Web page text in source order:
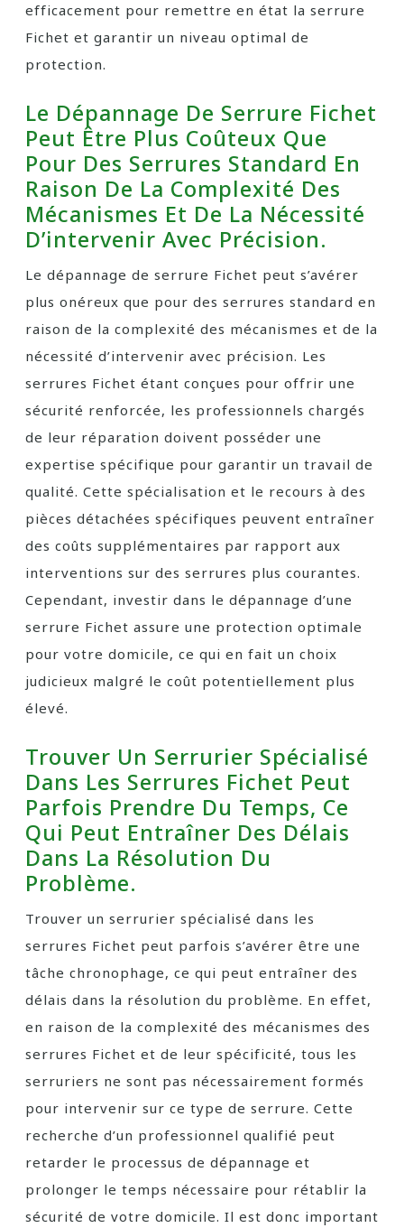
efficacement pour remettre en état la serrure
Fichet et garantir un niveau optimal de
protection.
Le Dépannage De Serrure Fichet
Peut Être Plus Coûteux Que
Pour Des Serrures Standard En
Raison De La Complexité Des
Mécanismes Et De La Nécessité
D’intervenir Avec Précision.
Le dépannage de serrure Fichet peut s’avérer
plus onéreux que pour des serrures standard en
raison de la complexité des mécanismes et de la
nécessité d’intervenir avec précision. Les
serrures Fichet étant conçues pour offrir une
sécurité renforcée, les professionnels chargés
de leur réparation doivent posséder une
expertise spécifique pour garantir un travail de
qualité. Cette spécialisation et le recours à des
pièces détachées spécifiques peuvent entraîner
des coûts supplémentaires par rapport aux
interventions sur des serrures plus courantes.
Cependant, investir dans le dépannage d’une
serrure Fichet assure une protection optimale
pour votre domicile, ce qui en fait un choix
judicieux malgré le coût potentiellement plus
élevé.
Trouver Un Serrurier Spécialisé
Dans Les Serrures Fichet Peut
Parfois Prendre Du Temps, Ce
Qui Peut Entraîner Des Délais
Dans La Résolution Du
Problème.
Trouver un serrurier spécialisé dans les
serrures Fichet peut parfois s’avérer être une
tâche chronophage, ce qui peut entraîner des
délais dans la résolution du problème. En effet,
en raison de la complexité des mécanismes des
serrures Fichet et de leur spécificité, tous les
serruriers ne sont pas nécessairement formés
pour intervenir sur ce type de serrure. Cette
recherche d’un professionnel qualifié peut
retarder le processus de dépannage et
prolonger le temps nécessaire pour rétablir la
sécurité de votre domicile. Il est donc important